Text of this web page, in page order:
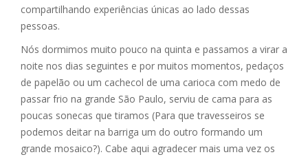
compartilhando experiências únicas ao lado dessas
pessoas.
Nós dormimos muito pouco na quinta e passamos a virar a
noite nos dias seguintes e por muitos momentos, pedaços
de papelão ou um cachecol de uma carioca com medo de
passar frio na grande São Paulo, serviu de cama para as
poucas sonecas que tiramos (Para que travesseiros se
podemos deitar na barriga um do outro formando um
grande mosaico?). Cabe aqui agradecer mais uma vez os